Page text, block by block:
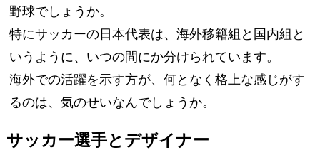
野球でしょうか。
特にサッカーの日本代表は、海外移籍組と国内組と
いうように、いつの間にか分けられています。
海外での活躍を示す方が、何となく格上な感じがす
るのは、気のせいなんでしょうか。
サッカー選手とデザイナー